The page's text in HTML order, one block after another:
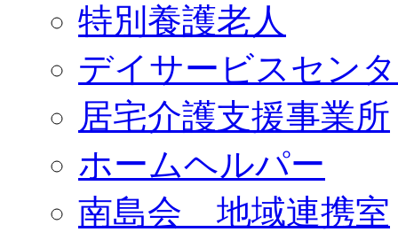
特別養護老人
デイサービスセン
居宅介護支援事業所
ホームヘルパー
南島会 地域連携室